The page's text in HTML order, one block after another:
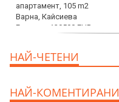
НАЙ-ЧЕТЕНИ
НАЙ-КОМЕНТИРАНИ